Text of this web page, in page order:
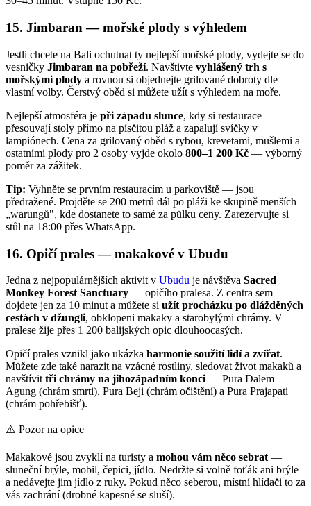
15. Jimbaran — mořské plody s výhledem
Jestli chcete na Bali ochutnat ty nejlepší mořské plody, vydejte se do
vesničky Jimbaran na pobřeží. Navštivte vyhlášený trh s
mořskými plody a rovnou si objednejte grilované dobroty dle
vlastní volby. Čerstvý oběd si můžete užít s výhledem na moře.
Nejlepší atmosféra je při západu slunce, kdy si restaurace
přesouvají stoly přímo na písčitou pláž a zapalují svíčky v
lampiónech. Cena za grilovaný oběd s rybou, krevetami, mušlemi a
ostatními plody pro 2 osoby vyjde okolo 800–1 200 Kč — výborný
poměr za zážitek.
Tip: Vyhněte se prvním restauracím u parkoviště — jsou
předražené. Projděte se 200 metrů dál po pláži ke skupině menších
„warungů", kde dostanete to samé za půlku ceny. Zarezervujte si
stůl na 18:00 přes WhatsApp.
16. Opičí prales — makakové v Ubudu
Jedna z nejpopulárnějších aktivit v Ubudu je návštěva Sacred
Monkey Forest Sanctuary — opičího pralesa. Z centra sem
dojdete jen za 10 minut a můžete si užít procházku po dlážděných
cestách v džungli, obklopeni makaky a starobylými chrámy. V
pralese žije přes 1 200 balijských opic dlouhoocasých.
Opičí prales vznikl jako ukázka harmonie soužití lidí a zvířat.
Můžete zde také narazit na vzácné rostliny, sledovat život makaků a
navštívit tři chrámy na jihozápadním konci — Pura Dalem
Agung (chrám smrti), Pura Beji (chrám očištění) a Pura Prajapati
(chrám pohřebišť).
⚠️ Pozor na opice
Makakové jsou zvyklí na turisty a mohou vám něco sebrat —
sluneční brýle, mobil, čepici, jídlo. Nedržte si volně foťák ani brýle
a nedávejte jim jídlo z ruky. Pokud něco seberou, místní hlídači to za
vás zachrání (drobné kapesné se sluší).